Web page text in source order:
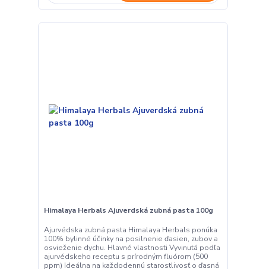
Himalaya Herbals Ajuverdská zubná pasta 100g
Ajurvédska zubná pasta Himalaya Herbals ponúka
100% bylinné účinky na posilnenie ďasien, zubov a
osvieženie dychu. Hlavné vlastnosti Vyvinutá podľa
ajurvédskeho receptu s prírodným fluórom (500
ppm) Ideálna na každodennú starostlivosť o ďasná